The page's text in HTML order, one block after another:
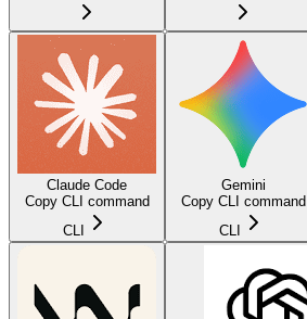
Claude Code
Copy CLI command
CLI
Gemini
Copy CLI command
CLI